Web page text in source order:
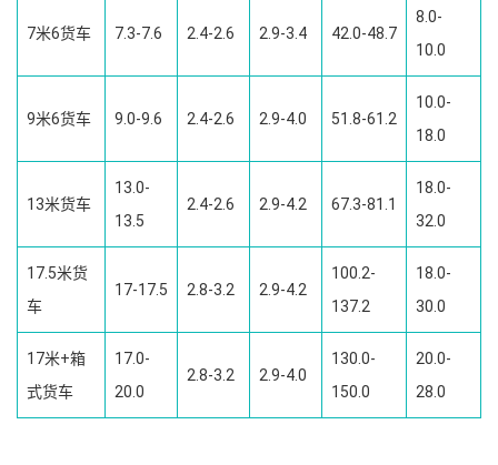
7米6货车 7.3-7.6 2.4-2.6 2.9-3.4 42.0-48.7
8.0-
10.0
9米6货车 9.0-9.6 2.4-2.6 2.9-4.0 51.8-61.2
10.0-
18.0
13米货车
13.0-
13.5
2.4-2.6 2.9-4.2 67.3-81.1
18.0-
32.0
17.5米货
车
17-17.5 2.8-3.2 2.9-4.2
100.2-
137.2
18.0-
30.0
17米+箱
式货车
17.0-
20.0
2.8-3.2 2.9-4.0
130.0-
150.0
20.0-
28.0